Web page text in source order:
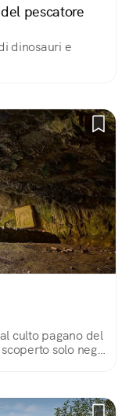
pescatore
dinosauri e
culto pagano del
solo negli